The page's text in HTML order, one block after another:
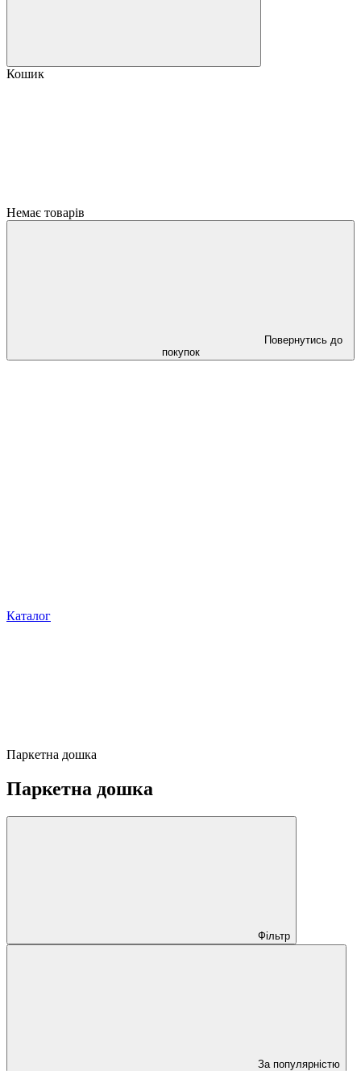
Кошик
Немає товарів
Повернутись до
покупок
Каталог
Паркетна дошка
Паркетна дошка
Фільтр
За популярністю